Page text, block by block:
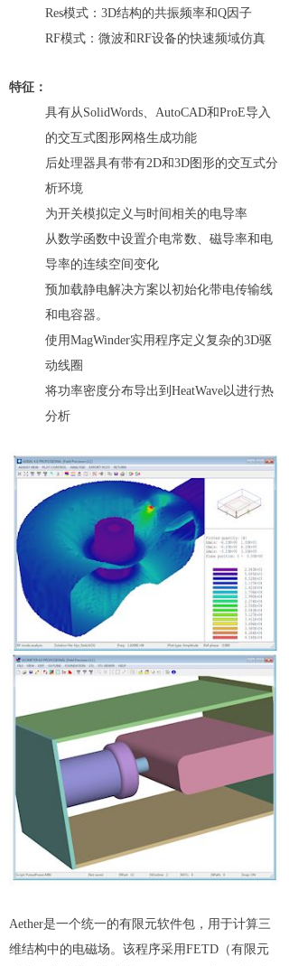
Res模式：3D结构的共振频率和Q因子
RF模式：微波和RF设备的快速频域仿真
特征：
具有从SolidWords、AutoCAD和ProE导入
的交互式图形网格生成功能
后处理器具有带有2D和3D图形的交互式分
析环境
为开关模拟定义与时间相关的电导率
从数学函数中设置介电常数、磁导率和电
导率的连续空间变化
预加载静电解决方案以初始化带电传输线
和电容器。
使用MagWinder实用程序定义复杂的3D驱
动线圈
将功率密度分布导出到HeatWave以进行热
分析
Aether是一个统一的有限元软件包，用于计算三
维结构中的电磁场。该程序采用FETD（有限元